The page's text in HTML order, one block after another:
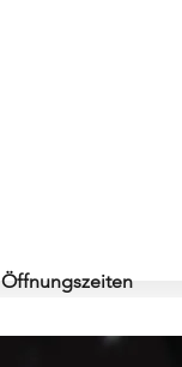
Öffnungszeiten